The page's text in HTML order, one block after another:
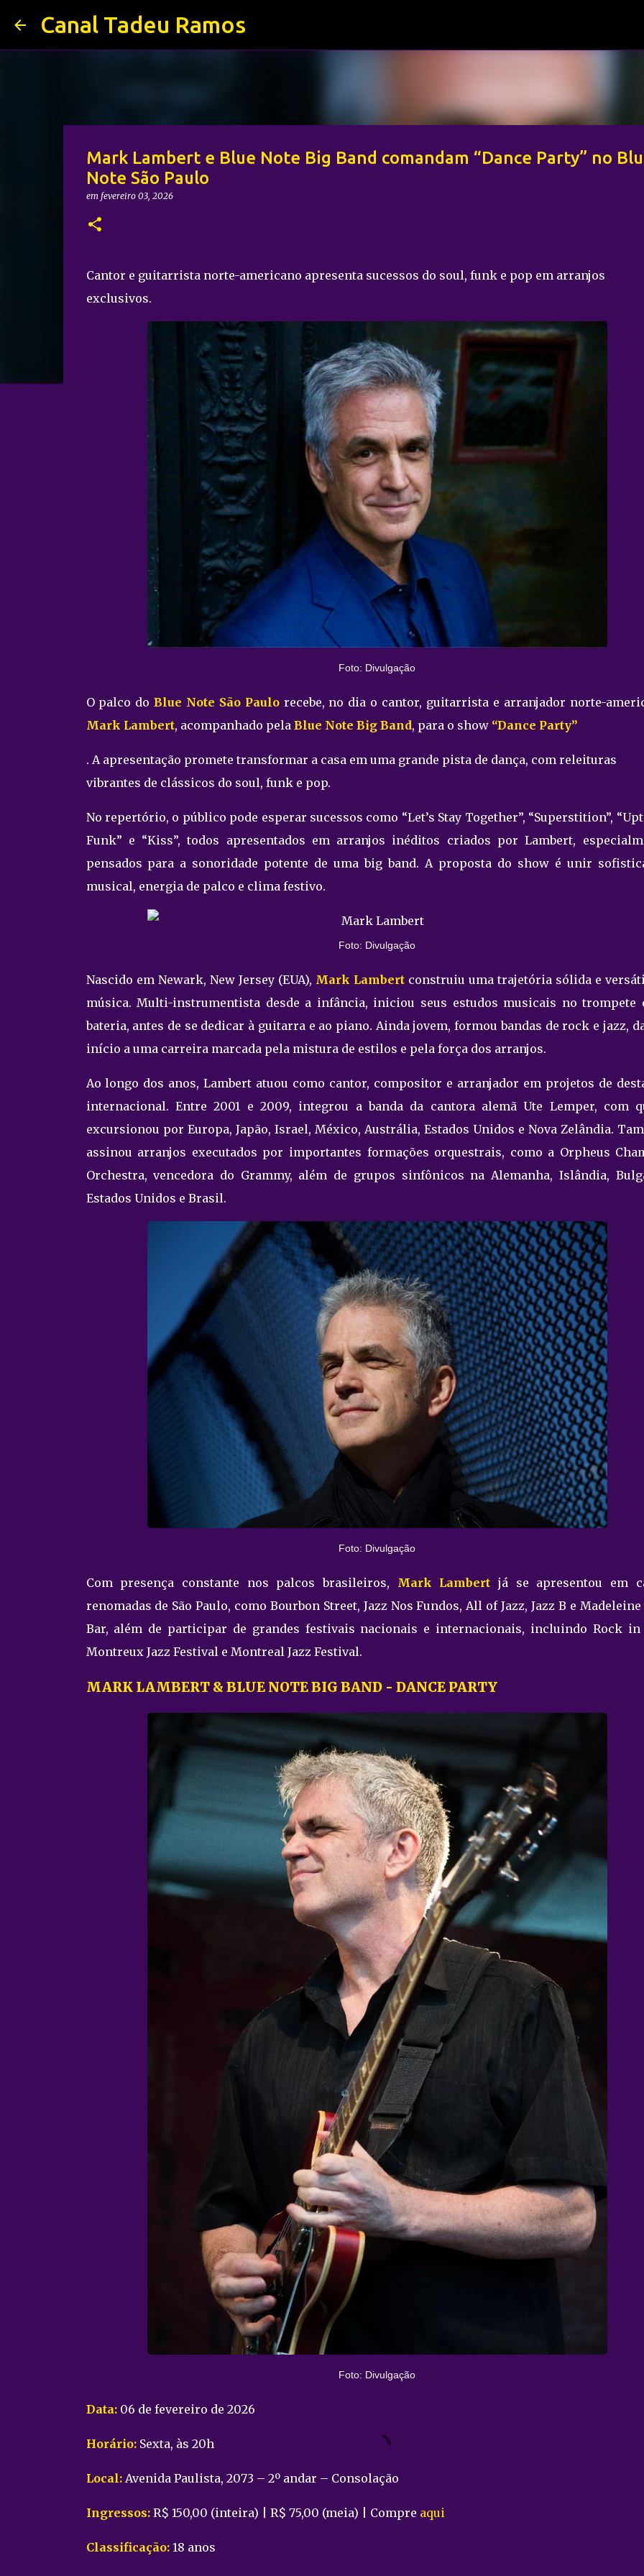
Canal Tadeu Ramos
Mark Lambert e Blue Note Big Band comandam “Dance Party” no
Note São Paulo
em fevereiro 03, 2026
Cantor e guitarrista norte-americano apresenta sucessos do soul, funk e pop em arranjos
exclusivos.
Foto: Divulgação
O palco doBlue Note São Paulorecebe, no dia o cantor, guitarrista e arranjador norte-
Mark Lambert, acompanhado pela Blue Note Big Band, para o show “Dance Party”
. A apresentação promete transformar a casa em uma grande pista de dança, com releituras
vibrantes de clássicos do soul, funk e pop.
No repertório, o público pode esperar sucessos como “Let’s Stay Together”, “Superstition”,
Funk” e “Kiss”, todos apresentados em arranjos inéditos criados por Lambert,
pensados para a sonoridade potente de uma big band. A proposta do show é unir
musical, energia de palco e clima festivo.
Foto: Divulgação
Nascido em Newark, New Jersey (EUA), Mark Lambert construiu uma trajetória sólida e
música. Multi-instrumentista desde a infância, iniciou seus estudos musicais no trompete
bateria, antes de se dedicar à guitarra e ao piano. Ainda jovem, formou bandas de rock e jazz,
início a uma carreira marcada pela mistura de estilos e pela força dos arranjos.
Ao longo dos anos, Lambert atuou como cantor, compositor e arranjador em projetos de
internacional. Entre 2001 e 2009, integrou a banda da cantora alemã Ute Lemper, com
excursionou por Europa, Japão, Israel, México, Austrália, Estados Unidos e Nova Zelândia.
assinou arranjos executados por importantes formações orquestrais, como a Orpheus
Orchestra, vencedora do Grammy, além de grupos sinfônicos na Alemanha, Islândia,
Estados Unidos e Brasil.
Foto: Divulgação
Com presença constante nos palcos brasileiros, Mark Lambert já se apresentou em
renomadas de São Paulo, como Bourbon Street, Jazz Nos Fundos, All of Jazz, Jazz B e Madeleine
Bar, além de participar de grandes festivais nacionais e internacionais, incluindo Rock in
Montreux Jazz Festival e Montreal Jazz Festival.
MARK LAMBERT & BLUE NOTE BIG BAND - DANCE PARTY
Foto: Divulgação
Data:06 de fevereiro de 2026
Horário:Sexta, às 20h
Local:Avenida Paulista, 2073 – 2º andar – Consolação
Ingressos:R$ 150,00 (inteira) | R$ 75,00 (meia) | Compre aqui
Classificação:18 anos